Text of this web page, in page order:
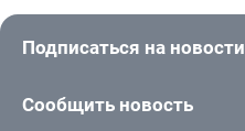
Подписаться на новости
Сообщить новость